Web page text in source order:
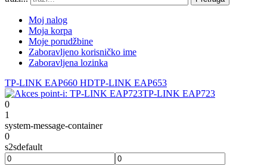
Moj nalog
Moja korpa
Moje porudžbine
Zaboravljeno korisničko ime
Zaboravljena lozinka
TP-LINK EAP660 HDTP-LINK EAP653
TP-LINK EAP723
0
1
system-message-container
0
s2sdefault